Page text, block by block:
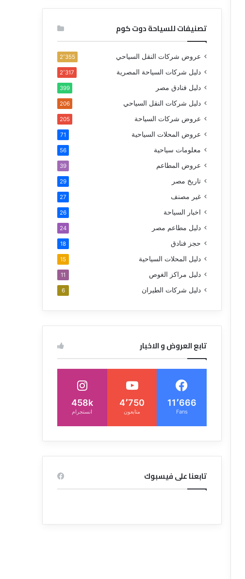
تصنيفات للسياحة دوت كوم
عروض شركات النقل السياحي 2٬355
دليل شركات السياحة المصرية 2٬317
دليل فنادق مصر 399
دليل شركات النقل السياحي 206
عروض شركات السياحة 205
عروض المحلات السياحية 71
معلومات سياحية 56
عروض المطاعم 39
تاريخ مصر 29
غير مصنف 27
اخبار السياحة 26
دليل مطاعم مصر 24
حجز فنادق 18
دليل المحلات السياحية 15
دليل مراكز الغوص 11
دليل شركات الطيران 6
تابع العروض و الاخبار
11٬666
Fans
4٬750
متابعون
458k
انستجرام
تابعنا على فيسبوك